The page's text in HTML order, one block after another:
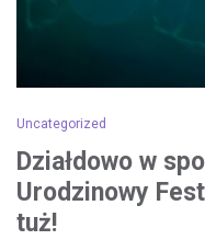
Uncategorized
Działdowo w
Urodzinowy
tuż!